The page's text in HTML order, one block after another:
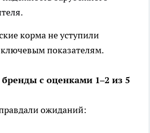
корма не уступили
показателям.
с оценками 1–2 из 5
ожиданий: